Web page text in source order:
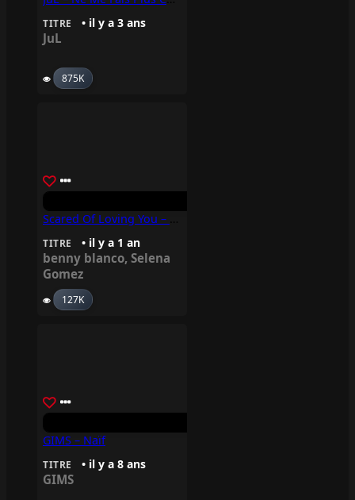
TITRE • il y a 3 ans
JuL
875K
TITRE • il y a 1 an
benny blanco, Selena
Gomez
127K
GIMS – Naïf
TITRE • il y a 8 ans
GIMS